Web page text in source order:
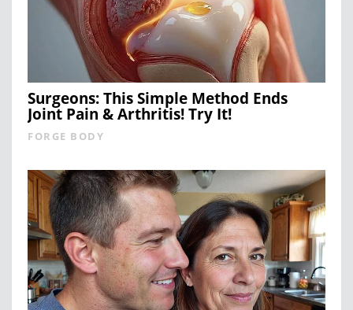
Surgeons: This Simple Method Ends
Joint Pain & Arthritis! Try It!
FORGE BODY